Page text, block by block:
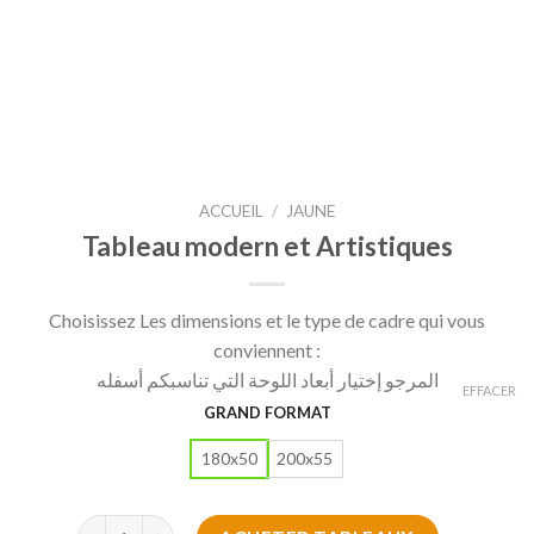
ACCUEIL / JAUNE
Tableau modern et Artistiques
Choisissez Les dimensions et le type de cadre qui vous
conviennent :
المرجو إختيار أبعاد اللوحة التي تناسبكم أسفله
GRAND FORMAT
180x50 200x55
EFFACER
quantité de Tableau modern et Artistiques